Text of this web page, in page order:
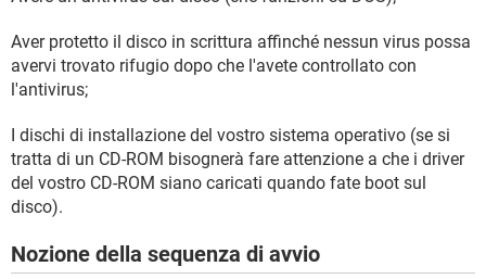
Aver protetto il disco in scrittura affinché nessun virus possa
avervi trovato rifugio dopo che l'avete controllato con
l'antivirus;
I dischi di installazione del vostro sistema operativo (se si
tratta di un CD-ROM bisognerà fare attenzione a che i driver
del vostro CD-ROM siano caricati quando fate boot sul
disco).
Nozione della sequenza di avvio